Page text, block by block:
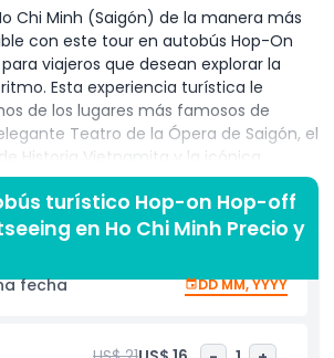
Chi Minh (Saigón) de la manera más
con este tour en autobús Hop-On
viajeros que desean explorar la
Esta experiencia turística le
de los lugares más famosos de
Teatro de la Ópera de Saigón, el
Historia Vietnamita y la icónica
de Saigón. El recorrido cuenta con
paradas bien planificadas, lo que
quiera para explorar una atracción y
esté listo para continuar su viaje.
tomar fotos, visitar museos o
de la energía de la ciudad, este tour
puede escuchar comentarios en
turístico Hop-on Hop-off
en Ho Chi Minh Precio y
fecha DD MM, YYYY